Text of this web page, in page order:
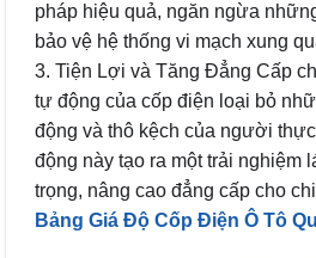
pháp hiệu quả, ngăn ngừa
bảo vệ hệ thống vi mạch xung
3. Tiện Lợi và Tăng Đẳng Cấp
tự động của cốp điện loại bỏ
động và thô kệch của người
động này tạo ra một trải nghiệm
trọng, nâng cao đẳng cấp cho
Bảng Giá Độ Cốp Điện Ô Tô